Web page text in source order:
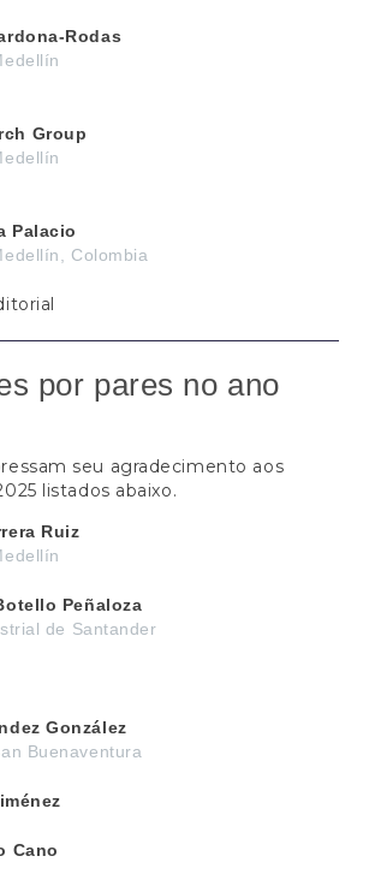
Rodas
Group
Palacio
Colombia
por pares no ano
seu agradecimento aos
listados abaixo.
Ruiz
Peñaloza
de Santander
González
Buenaventura
Cano